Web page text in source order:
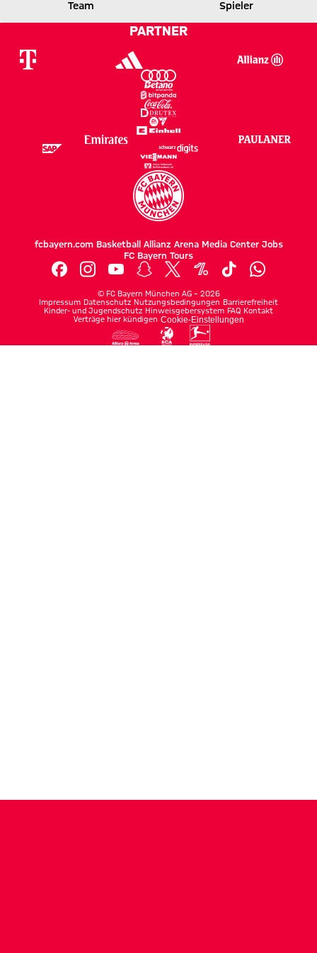
HSV
Zwischenergebnis:
1 zu 0 nach Erste Halbzeit
FCB
Team Spieler
PARTNER
fcbayern.com Basketball Allianz Arena Media Center Jobs
FC Bayern Tours
© FC Bayern München AG – 2026
Impressum Datenschutz Nutzungsbedingungen Barrierefreiheit
Kinder- und Jugendschutz Hinweisgebersystem FAQ Kontakt
Verträge hier kündigen Cookie-Einstellungen